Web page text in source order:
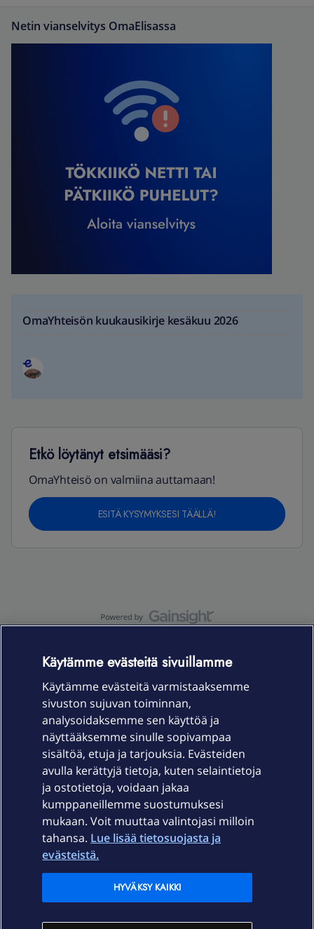
Netin vianselvitys OmaElisassa
OmaYhteisön kuukausikirje kesäkuu 2026
Etkö löytänyt etsimääsi?
OmaYhteisö on valmiina auttamaan!
ESITÄ KYSYMYKSESI TÄÄLLÄ!
Laitteet & liittymät
Palvelut
Ajankohtaista
Elisa Oyj
In English
Käytämme evästeitä sivuillamme
Käytämme evästeitä varmistaaksemme
sivuston sujuvan toiminnan,
analysoidaksemme sen käyttöä ja
näyttääksemme sinulle sopivampaa
sisältöä, etuja ja tarjouksia. Evästeiden
avulla kerättyjä tietoja, kuten selaintietoja
ja ostotietoja, voidaan jakaa
kumppaneillemme suostumuksesi
mukaan. Voit muuttaa valintojasi milloin
tahansa. Lue lisää tietosuojasta ja
evästeistä.
HYVÄKSY KAIKKI